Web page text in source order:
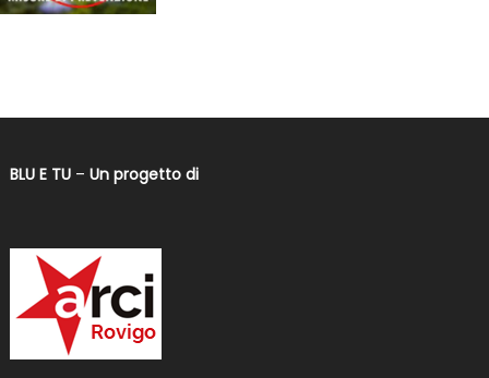
BLU E TU– Un progetto di